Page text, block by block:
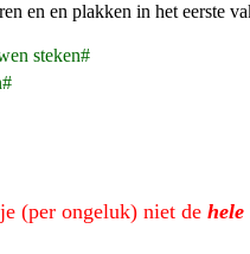
en en plakken in het eerste
steken#
(per ongeluk) niet de hele